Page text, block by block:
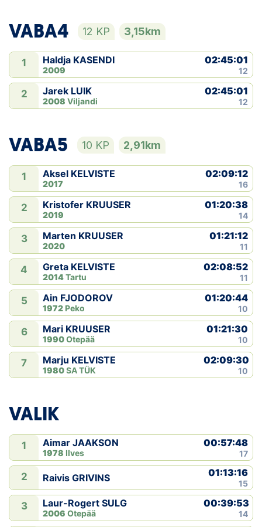
VABA4 12 KP 3,15km
1 Haldja KASENDI
2009
02:45:01
12
2 Jarek LUIK
2008 Viljandi
02:45:01
12
VABA5 10 KP 2,91km
1 Aksel KELVISTE
2017
02:09:12
16
2 Kristofer KRUUSER
2019
01:20:38
14
3 Marten KRUUSER
2020
01:21:12
11
4 Greta KELVISTE
2014Tartu
02:08:52
11
5 Ain FJODOROV
1972 Peko
01:20:44
10
6 Mari KRUUSER
1990Otepää
01:21:30
10
7 Marju KELVISTE
1980SA TÜK
02:09:30
10
VALIK
1 Aimar JAAKSON
1978 Ilves
00:57:48
17
2 Raivis GRIVINS 01:13:16
15
3 Laur-Rogert SULG
2006 Otepää
00:39:53
14